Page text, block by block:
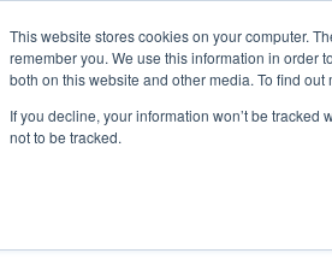
This website stores cookies on your computer.
remember you. We use this information in order
both on this website and other media. To find
If you decline, your information won’t be
not to be tracked.
Software NeowiseSchulung Inhalte